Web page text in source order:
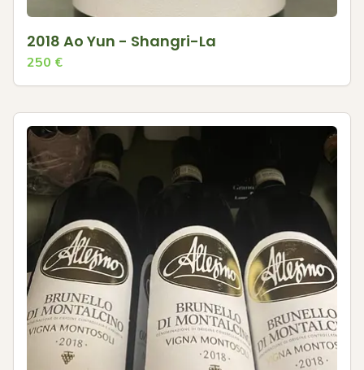
2018 Ao Yun - Shangri-La
250 €